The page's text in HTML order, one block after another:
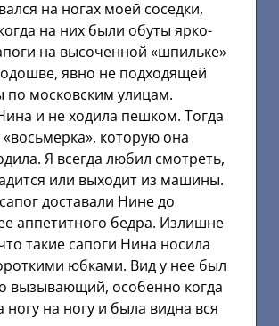
на ногах моей соседки,
на них были обуты ярко-
на высоченной «шпильке»
явно не подходящей
по московским улицам.
и не ходила пешком. Тогда
которую она
Я всегда любил смотреть,
или выходит из машины.
доставали Нине до
аппетитного бедра. Излишне
такие сапоги Нина носила
юбками. Вид у нее был
вызывающий, особенно когда
ногу на ногу и была видна вся